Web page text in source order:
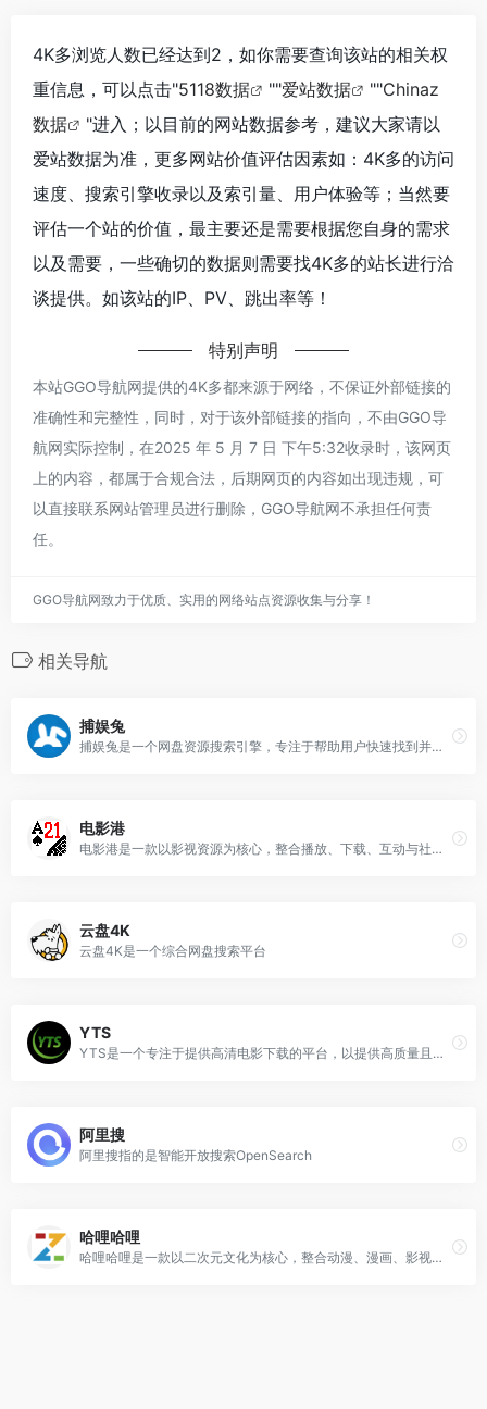
4K多浏览人数已经达到2，如你需要查询该站的相关权
重信息，可以点击"5118数据 ""爱站数据 ""Chinaz
数据
"进入；以目前的网站数据参考，建议大家请以
爱站数据为准，更多网站价值评估因素如：4K多的访问
速度、搜索引擎收录以及索引量、用户体验等；当然要
评估一个站的价值，最主要还是需要根据您自身的需求
以及需要，一些确切的数据则需要找4K多的站长进行洽
谈提供。如该站的IP、PV、跳出率等！
特别声明
本站GGO导航网提供的4K多都来源于网络，不保证外部链接的
准确性和完整性，同时，对于该外部链接的指向，不由GGO导
航网实际控制，在2025 年 5 月 7 日 下午5:32收录时，该网页
上的内容，都属于合规合法，后期网页的内容如出现违规，可
以直接联系网站管理员进行删除，GGO导航网不承担任何责
任。
GGO导航网致力于优质、实用的网络站点资源收集与分享！
相关导航
捕娱兔
捕娱兔是一个网盘资源搜索引擎，专注于帮助用户快速找到并下载海量的影视、音乐、小说、软件、视频教程、动漫等资源。
电影港
电影港是一款以影视资源为核心，整合播放、下载、互动与社区功能的综合性在线平台。
云盘4K
云盘4K是一个综合网盘搜索平台
YTS
YTS是一个专注于提供高清电影下载的平台，以提供高质量且小体积的电影文件而闻名。
阿里搜
阿里搜指的是智能开放搜索OpenSearch
哈哩哈哩
哈哩哈哩是一款以二次元文化为核心，整合动漫、漫画、影视资源观看与互动服务的综合性在线平台。